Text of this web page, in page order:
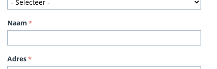
Naam
Adres